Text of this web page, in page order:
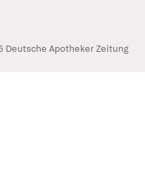
Deutsche Apotheker Zeitung